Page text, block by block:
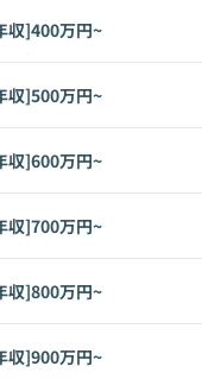
収]400万円~
収]500万円~
収]600万円~
収]700万円~
収]800万円~
収]900万円~